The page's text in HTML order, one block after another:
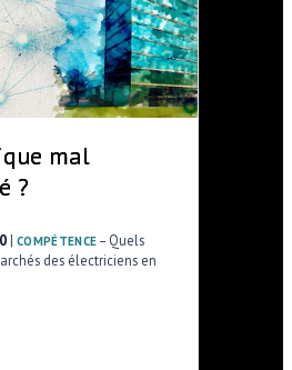
mal
?
| COMPÉTENCE – Quels
des électriciens en